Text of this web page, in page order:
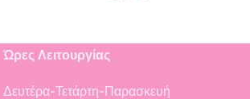
Ώρες Λειτουργίας
Δευτέρα-Τετάρτη-Παρασκευή